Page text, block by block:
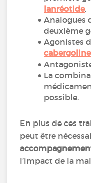
lanréotide,
Analogues
deuxième
Agonistes
cabergoline
La
possible.
En plus de ces
peut être
l’impact de la